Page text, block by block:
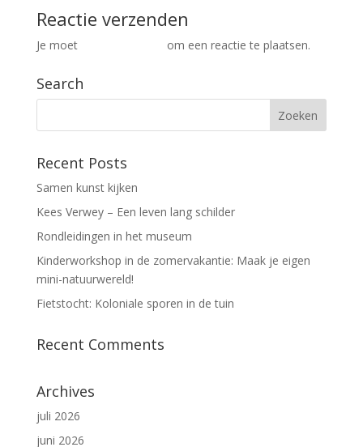
Reactie verzenden
Je moet om een reactie te plaatsen.
Search
Recent Posts
Samen kunst kijken
Kees Verwey – Een leven lang schilder
Rondleidingen in het museum
Kinderworkshop in de zomervakantie: Maak je eigen
mini-natuurwereld!
Fietstocht: Koloniale sporen in de tuin
Recent Comments
Archives
juli 2026
juni 2026